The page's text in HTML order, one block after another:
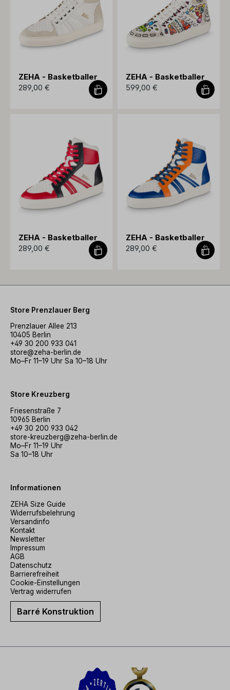
ZEHA - Basketballer
289,00 €
ZEHA - Basketballer
599,00 €
ZEHA - Basketballer
289,00 €
ZEHA - Basketballer
289,00 €
Store Prenzlauer Berg
Prenzlauer Allee 213
10405 Berlin
+49 30 200 933 041
store@zeha-berlin.de
Mo–Fr 11–19 Uhr Sa 10–18 Uhr
Store Kreuzberg
Friesenstraße 7
10965 Berlin
+49 30 200 933 042
store-kreuzberg@zeha-berlin.de
Mo–Fr 11–19 Uhr
Sa 10–18 Uhr
Informationen
ZEHA Size Guide
Widerrufsbelehrung
Versandinfo
Kontakt
Newsletter
Impressum
AGB
Datenschutz
Barrierefreiheit
Cookie-Einstellungen
Vertrag widerrufen
Barré Konstruktion